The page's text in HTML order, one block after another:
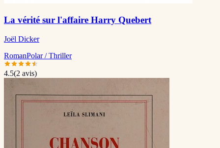
La vérité sur l'affaire Harry Quebert
Joël Dicker
RomanPolar / Thriller
4.5(2 avis)